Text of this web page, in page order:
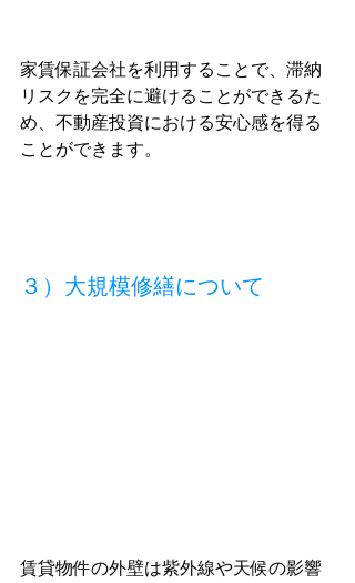
家賃保証会社を利用することで、滞納
リスクを完全に避けることができるた
め、不動産投資における安心感を得る
ことができます。
３）大規模修繕について
賃貸物件の外壁は紫外線や天候の影響